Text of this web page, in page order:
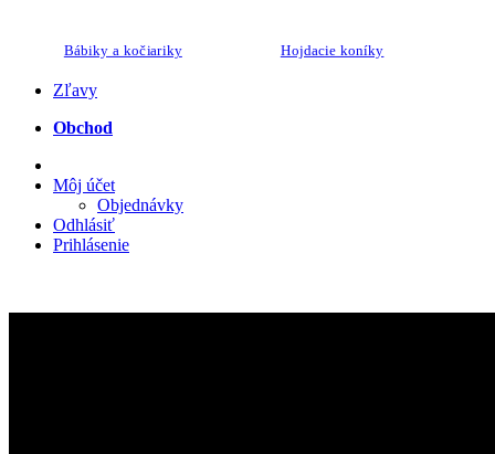
Bábiky a kočiariky Hojdacie koníky
Zľavy
Obchod
Môj účet
Objednávky
Odhlásiť
Prihlásenie